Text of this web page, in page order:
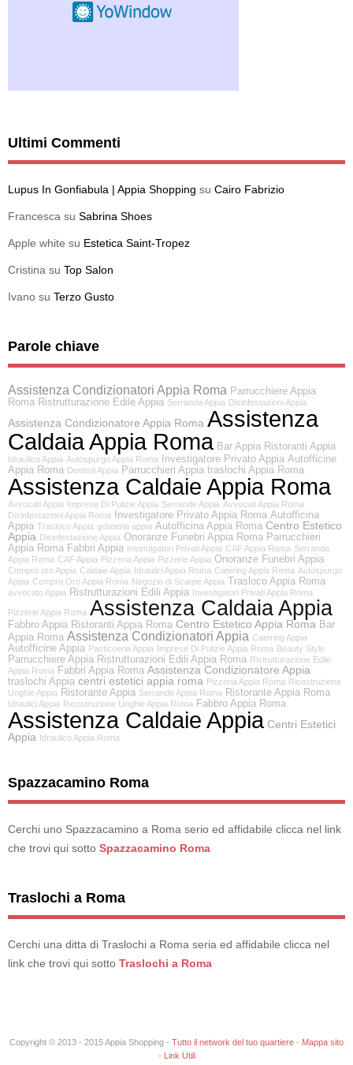
Ultimi Commenti
Lupus In Gonfiabula | Appia Shopping su Cairo Fabrizio
Francesca su Sabrina Shoes
Apple white su Estetica Saint-Tropez
Cristina su Top Salon
Ivano su Terzo Gusto
Parole chiave
Assistenza Condizionatori Appia Roma Parrucchiere Appia
Roma Ristrutturazione Edile Appia Serranda Appia Disinfestazioni Appia
Assistenza Condizionatore Appia Roma Assistenza
Caldaia Appia Roma Bar Appia Ristoranti Appia
Idraulico Appia Autospurgo Appia Roma Investigatore Privato Appia Autofficine
Appia Roma Dentisti Appia Parrucchieri Appia traslochi Appia Roma
Assistenza Caldaie Appia Roma
Avvocati Appia Imprese Di Pulizie Appia Serrande Appia Avvocati Appia Roma
Disinfestazioni Appia Roma
Investigatore Privato Appia Roma Autofficina
Appia Trasloco Appia gelateria appia Autofficina Appia Roma Centro Estetico
Appia Disinfestazione Appia Onoranze Funebri Appia Roma Parrucchieri
Appia Roma Fabbri Appia Investigatori Privati Appia CAF Appia Roma Serranda
Appia Roma CAF Appia Pizzeria Appia Pizzerie Appia Onoranze Funebri Appia
Compro oro Appia Caldaie Appia Idraulici Appia Roma Catering Appia Roma Autospurgo
Appia Compro Oro Appia Roma Negozio di Scarpe Appia Trasloco Appia Roma
avvocato Appia Ristrutturazioni Edili Appia Investigatori Privati Appia Roma
Pizzerie Appia Roma Assistenza Caldaia Appia
Fabbro Appia Ristoranti Appia Roma Centro Estetico Appia Roma Bar
Appia Roma Assistenza Condizionatori Appia Catering Appia
Autofficine Appia Pasticceria Appia Imprese Di Pulizie Appia Roma Beauty Style
Parrucchiere Appia Ristrutturazioni Edili Appia Roma Ristrutturazione Edile
Appia Roma Fabbri Appia Roma Assistenza Condizionatore Appia
traslochi Appia centri estetici appia roma Pizzeria Appia Roma Ricostruzione
Unghie Appia Ristorante Appia Serrande Appia Roma Ristorante Appia Roma
Idraulici Appia Ricostruzione Unghie Appia Roma Fabbro Appia Roma
Assistenza Caldaie Appia Centri Estetici
Appia Idraulico Appia Roma
Spazzacamino Roma
Cerchi uno Spazzacamino a Roma serio ed affidabile clicca nel link
che trovi qui sotto Spazzacamino Roma
Traslochi a Roma
Cerchi una ditta di Traslochi a Roma seria ed affidabile clicca nel
link che trovi qui sotto Traslochi a Roma
Copyright © 2013 - 2015 Appia Shopping - Tutto il network del tuo quartiere - Mappa sito
- Link Utili